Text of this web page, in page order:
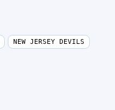
NEW JERSEY DEVILS